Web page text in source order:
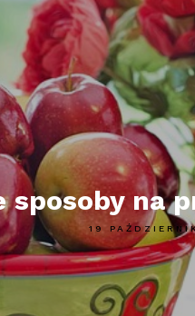
sposoby na
19